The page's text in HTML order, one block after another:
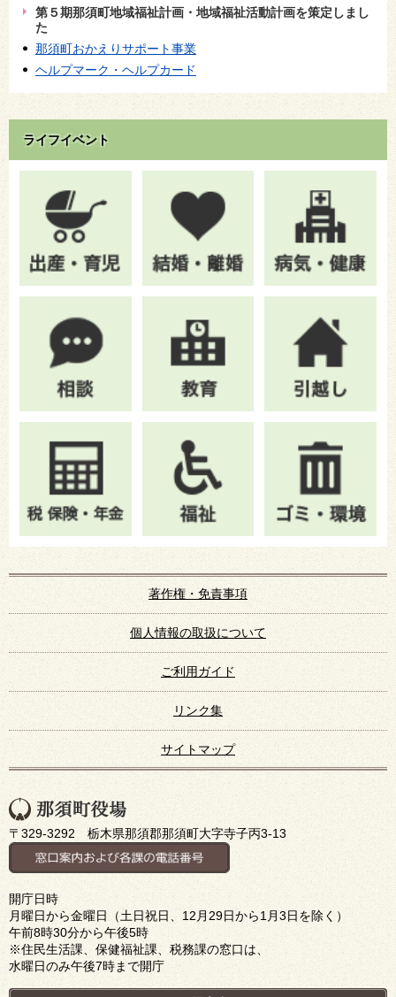
第５期那須町地域福祉計画・地域福祉活動計画を策定しまし
た
那須町おかえりサポート事業
ヘルプマーク・ヘルプカード
ライフイベント
著作権・免責事項
個人情報の取扱について
ご利用ガイド
リンク集
サイトマップ
〒329-3292 栃木県那須郡那須町大字寺子丙3-13
開庁日時
月曜日から金曜日（土日祝日、12月29日から1月3日を除く）
午前8時30分から午後5時
※住民生活課、保健福祉課、税務課の窓口は、
水曜日のみ午後7時まで開庁